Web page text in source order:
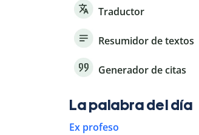
Traductor
Resumidor de textos
Generador de citas
La palabra del día
Ex profeso